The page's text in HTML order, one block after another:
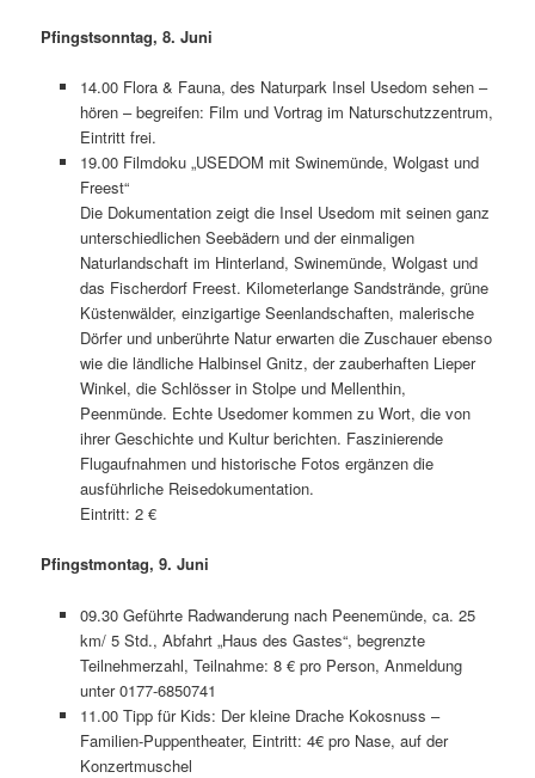
Pfingstsonntag, 8. Juni
14.00 Flora & Fauna, des Naturpark Insel Usedom sehen –
hören – begreifen: Film und Vortrag im Naturschutzzentrum,
Eintritt frei.
19.00 Filmdoku „USEDOM mit Swinemünde, Wolgast und
Freest“
Die Dokumentation zeigt die Insel Usedom mit seinen ganz
unterschiedlichen Seebädern und der einmaligen
Naturlandschaft im Hinterland, Swinemünde, Wolgast und
das Fischerdorf Freest. Kilometerlange Sandstrände, grüne
Küstenwälder, einzigartige Seenlandschaften, malerische
Dörfer und unberührte Natur erwarten die Zuschauer ebenso
wie die ländliche Halbinsel Gnitz, der zauberhaften Lieper
Winkel, die Schlösser in Stolpe und Mellenthin,
Peenmünde. Echte Usedomer kommen zu Wort, die von
ihrer Geschichte und Kultur berichten. Faszinierende
Flugaufnahmen und historische Fotos ergänzen die
ausführliche Reisedokumentation.
Eintritt: 2 €
Pfingstmontag, 9. Juni
09.30 Geführte Radwanderung nach Peenemünde, ca. 25
km/ 5 Std., Abfahrt „Haus des Gastes“, begrenzte
Teilnehmerzahl, Teilnahme: 8 € pro Person, Anmeldung
unter 0177-6850741
11.00 Tipp für Kids: Der kleine Drache Kokosnuss –
Familien-Puppentheater, Eintritt: 4€ pro Nase, auf der
Konzertmuschel